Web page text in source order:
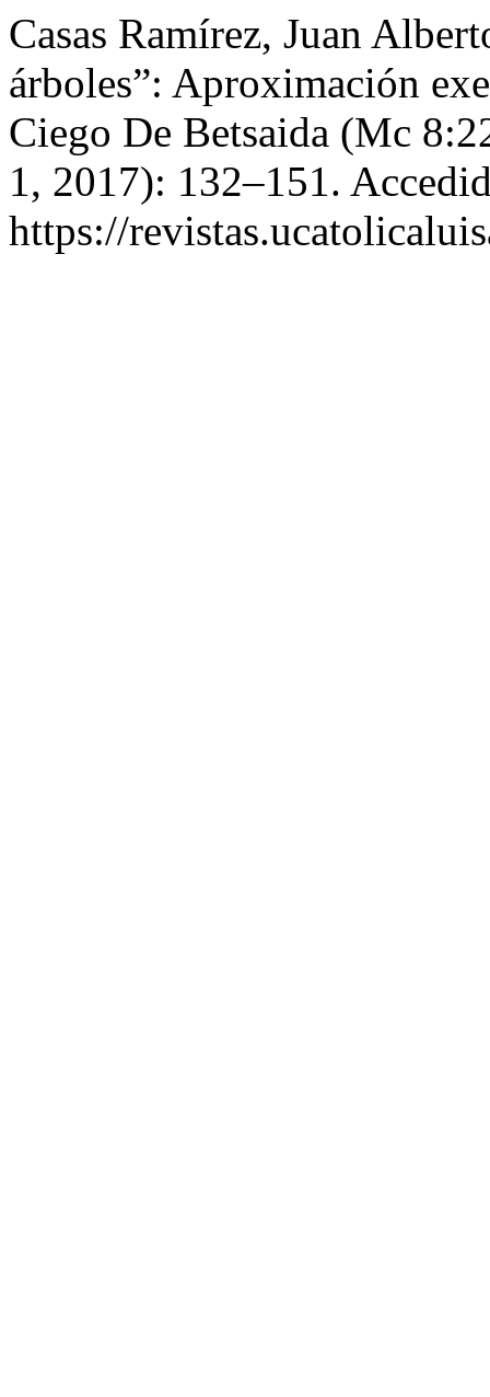
Casas Ramírez, Juan
árboles”: Aproximación
Ciego De Betsaida (Mc
1, 2017): 132–151.
https://